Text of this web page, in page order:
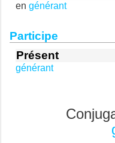
en générant
Participe
Présent
générant